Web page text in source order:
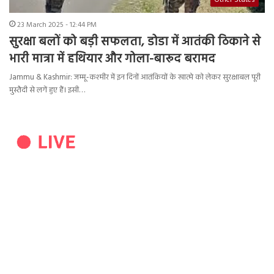
23 March 2025 - 12:44 PM
सुरक्षा बलों को बड़ी सफलता, डोडा में आतंकी ठिकाने से
भारी मात्रा में हथियार और गोला-बारूद बरामद
Jammu & Kashmir: जम्मू-कश्मीर में इन दिनों आतंकियों के खात्मे को लेकर सुरक्षाबल पूरी
मुस्तैदी से लगें हुए हैं। इसी…